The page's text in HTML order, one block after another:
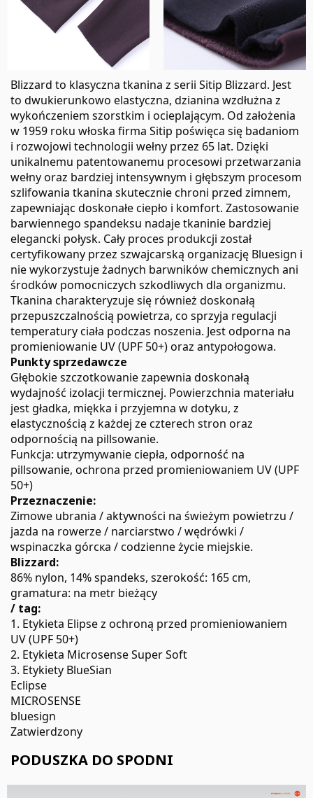
Blizzard to klasyczna tkanina z serii Sitip Blizzard. Jest
to dwukierunkowo elastyczna, dzianina wzdłużna z
wykończeniem szorstkim i ocieplającym. Od założenia
w 1959 roku włoska firma Sitip poświęca się badaniom
i rozwojowi technologii wełny przez 65 lat. Dzięki
unikalnemu patentowanemu procesowi przetwarzania
wełny oraz bardziej intensywnym i głębszym procesom
szlifowania tkanina skutecznie chroni przed zimnem,
zapewniając doskonałe ciepło i komfort. Zastosowanie
barwiennego spandeksu nadaje tkaninie bardziej
elegancki połysk. Cały proces produkcji został
certyfikowany przez szwajcarską organizację Bluesign i
nie wykorzystuje żadnych barwników chemicznych ani
środków pomocniczych szkodliwych dla organizmu.
Tkanina charakteryzuje się również doskonałą
przepuszczalnością powietrza, co sprzyja regulacji
temperatury ciała podczas noszenia. Jest odporna na
promieniowanie UV (UPF 50+) oraz antypołogowa.
Punkty sprzedawcze
Głębokie szczotkowanie zapewnia doskonałą
wydajność izolacji termicznej. Powierzchnia materiału
jest gładka, miękka i przyjemna w dotyku, z
elastycznością z każdej ze czterech stron oraz
odpornością na pillsowanie.
Funkcja: utrzymywanie ciepła, odporność na
pillsowanie, ochrona przed promieniowaniem UV (UPF
50+)
Przeznaczenie:
Zimowe ubrania / aktywności na świeżym powietrzu /
jazda na rowerze / narciarstwo / wędrówki /
wspinaczka górска / codzienne życie miejskie.
Blizzard:
86% nylon, 14% spandeks, szerokość: 165 cm,
gramatura: na metr bieżący
/ tag:
1. Etykieta Elipse z ochroną przed promieniowaniem
UV (UPF 50+)
2. Etykieta Microsense Super Soft
3. Etykiety BlueSian
Eclipse
MICROSENSE
bluesign
Zatwierdzony
PODUSZKA DO SPODNI